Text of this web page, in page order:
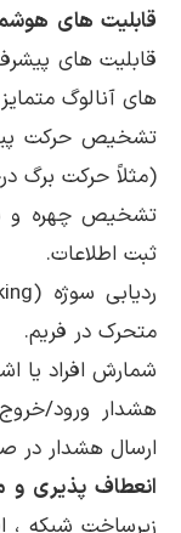
قابلیت های
قابلیت های
های آنالوگ
تشخیص حرکت
(مثلاً حرکت برگ
ثبت اطلاعات.
متحرک در فریم.
شمارش افراد یا
هشدار ورود/
ارسال هشدار در
انعطاف پذیری و